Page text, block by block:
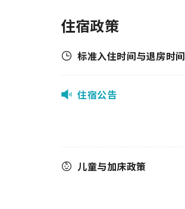
住宿政策
标准入住时间与退房时间
住宿公告
儿童与加床政策